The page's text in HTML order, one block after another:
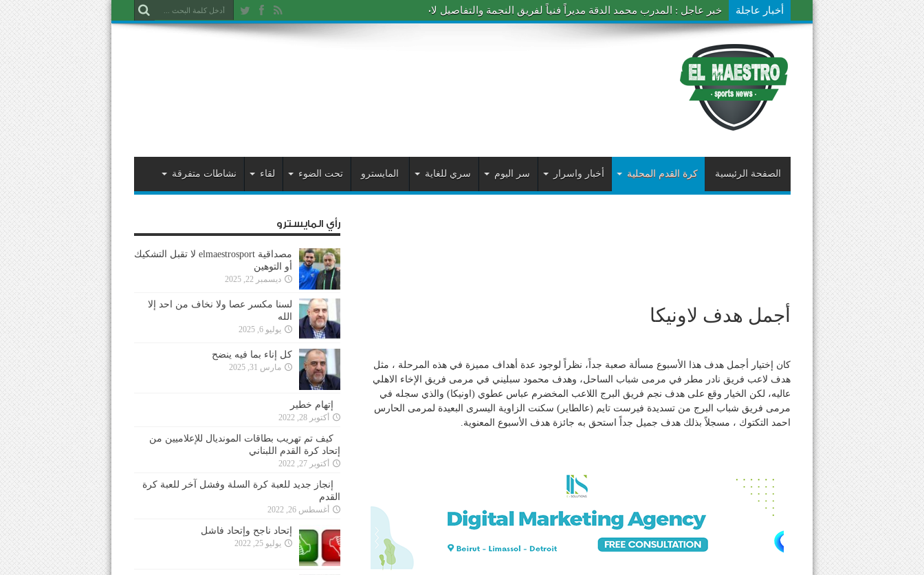
أخبار عاجلة خبر عاجل : المدرب محمد الدقة مديراً فنياً لفريق النجمة والتفاصيل لاحقاً
الصفحة الرئيسية كرة القدم المحلية أخبار واسرار سر اليوم سري للغاية المايسترو تحت الضوء لقاء نشاطات متفرقة
أجمل هدف لاونيكا
كان إختيار أجمل هدف هذا الأسبوع مسألة صعبة جداً، نظراً لوجود عدة أهداف مميزة في هذه المرحلة ، مثل
هدف لاعب فريق نادر مطر في مرمى شباب الساحل، وهدف محمود سبليني في مرمى فريق الإخاء الاهلي
عاليه، لكن الخيار وقع على هدف نجم فريق البرج اللاعب المخضرم عباس عطوي (اونيكا) والذي سجله في
مرمى فريق شباب البرج من تسديدة فيرست تايم (عالطاير) سكنت الزاوية اليسرى البعيدة لمرمى الحارس
احمد التكتوك ، مسجلاً بذلك هدف جميل جداً استحق به جائزة هدف الأسبوع المعنوية.
رأي المايسترو
مصداقية elmaestrosport لا تقبل التشكيك
أو التوهين
ديسمبر 22, 2025
لسنا مكسر عصا ولا نخاف من احد إلا
الله
يوليو 6, 2025
كل إناء بما فيه ينضح
مارس 31, 2025
إتهام خطير
أكتوبر 28, 2022
كيف تم تهريب بطاقات المونديال للإعلاميين من
إتحاد كرة القدم اللبناني
أكتوبر 27, 2022
إنجاز جديد للعبة كرة السلة وفشل آخر للعبة كرة
القدم
أغسطس 26, 2022
إتحاد ناجح وإتحاد فاشل
يوليو 25, 2022